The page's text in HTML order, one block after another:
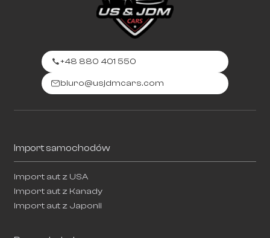
+48 880 401 550
biuro@usjdmcars.com
Import samochodów
Import aut z USA
Import aut z Kanady
Import aut z Japonii